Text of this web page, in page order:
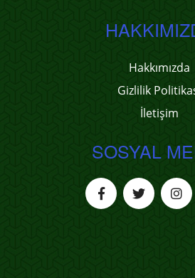
Hakkımızda
Gizlilik
İletişim
SOSYAL